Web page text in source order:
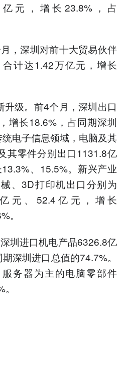
元，增长23.8%，占
，深圳对前十大贸易伙伴
计达1.42万亿元，增长
级。前4个月，深圳出口
增长18.6%，占同期深圳
电子信息领域，电脑及其
其零件分别出口1131.8亿
、15.5%。新兴产业
、3D打印机出口分别为
元、52.4亿元，增长
。
圳进口机电产品6326.8亿
深圳进口总值的74.7%。
务器为主的电脑零部件